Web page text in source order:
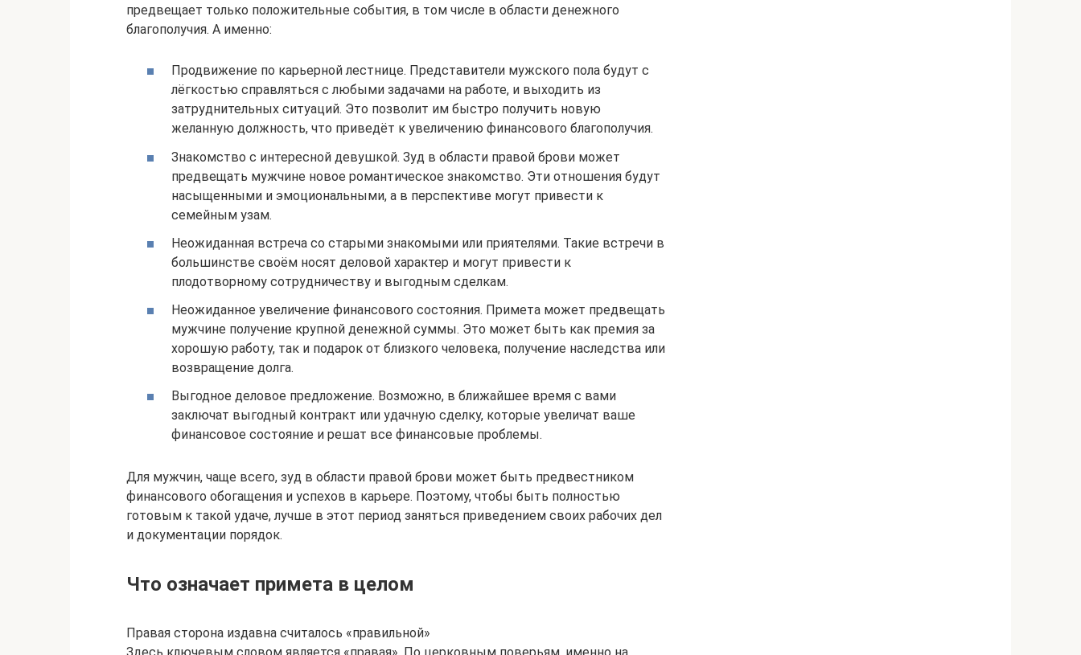
предвещает только положительные события, в том числе в области денежного
благополучия. А именно:
Продвижение по карьерной лестнице. Представители мужского пола будут с
лёгкостью справляться с любыми задачами на работе, и выходить из
затруднительных ситуаций. Это позволит им быстро получить новую
желанную должность, что приведёт к увеличению финансового благополучия.
Знакомство с интересной девушкой. Зуд в области правой брови может
предвещать мужчине новое романтическое знакомство. Эти отношения будут
насыщенными и эмоциональными, а в перспективе могут привести к
семейным узам.
Неожиданная встреча со старыми знакомыми или приятелями. Такие встречи в
большинстве своём носят деловой характер и могут привести к
плодотворному сотрудничеству и выгодным сделкам.
Неожиданное увеличение финансового состояния. Примета может предвещать
мужчине получение крупной денежной суммы. Это может быть как премия за
хорошую работу, так и подарок от близкого человека, получение наследства или
возвращение долга.
Выгодное деловое предложение. Возможно, в ближайшее время с вами
заключат выгодный контракт или удачную сделку, которые увеличат ваше
финансовое состояние и решат все финансовые проблемы.
Для мужчин, чаще всего, зуд в области правой брови может быть предвестником
финансового обогащения и успехов в карьере. Поэтому, чтобы быть полностью
готовым к такой удаче, лучше в этот период заняться приведением своих рабочих дел
и документации порядок.
Что означает примета в целом
Правая сторона издавна считалось «правильной»